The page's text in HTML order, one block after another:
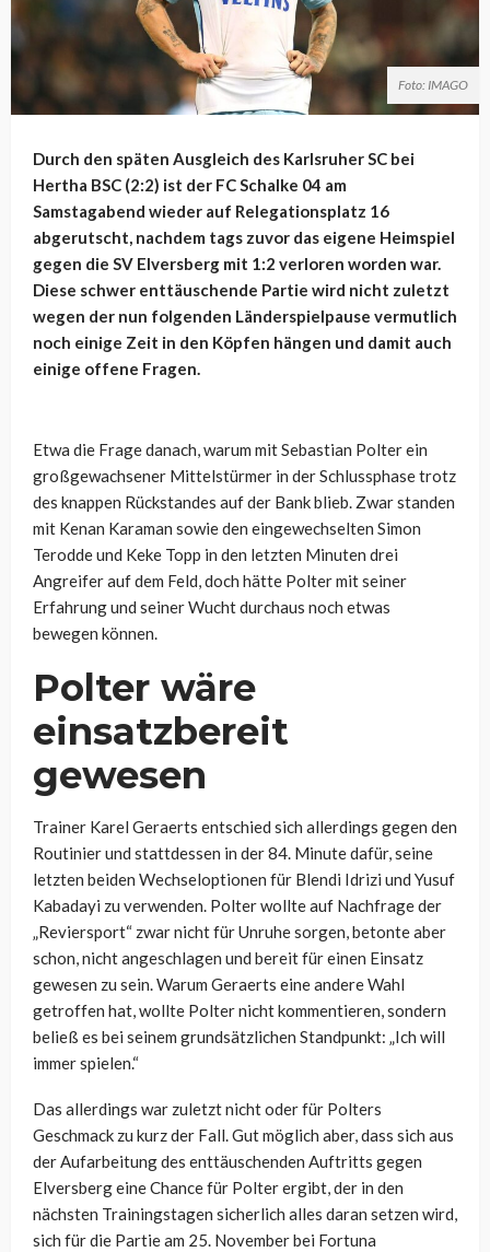
Foto: IMAGO
Durch den späten Ausgleich des Karlsruher SC bei
Hertha BSC (2:2) ist der FC Schalke 04 am
Samstagabend wieder auf Relegationsplatz 16
abgerutscht, nachdem tags zuvor das eigene Heimspiel
gegen die SV Elversberg mit 1:2 verloren worden war.
Diese schwer enttäuschende Partie wird nicht zuletzt
wegen der nun folgenden Länderspielpause vermutlich
noch einige Zeit in den Köpfen hängen und damit auch
einige offene Fragen.
Etwa die Frage danach, warum mit Sebastian Polter ein
großgewachsener Mittelstürmer in der Schlussphase trotz
des knappen Rückstandes auf der Bank blieb. Zwar standen
mit Kenan Karaman sowie den eingewechselten Simon
Terodde und Keke Topp in den letzten Minuten drei
Angreifer auf dem Feld, doch hätte Polter mit seiner
Erfahrung und seiner Wucht durchaus noch etwas
bewegen können.
Polter wäre
einsatzbereit
gewesen
Trainer Karel Geraerts entschied sich allerdings gegen den
Routinier und stattdessen in der 84. Minute dafür, seine
letzten beiden Wechseloptionen für Blendi Idrizi und Yusuf
Kabadayi zu verwenden. Polter wollte auf Nachfrage der
„Reviersport“ zwar nicht für Unruhe sorgen, betonte aber
schon, nicht angeschlagen und bereit für einen Einsatz
gewesen zu sein. Warum Geraerts eine andere Wahl
getroffen hat, wollte Polter nicht kommentieren, sondern
beließ es bei seinem grundsätzlichen Standpunkt: „Ich will
immer spielen.“
Das allerdings war zuletzt nicht oder für Polters
Geschmack zu kurz der Fall. Gut möglich aber, dass sich aus
der Aufarbeitung des enttäuschenden Auftritts gegen
Elversberg eine Chance für Polter ergibt, der in den
nächsten Trainingstagen sicherlich alles daran setzen wird,
sich für die Partie am 25. November bei Fortuna